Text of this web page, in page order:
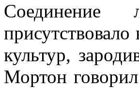
Соединение
культур,
Мортон